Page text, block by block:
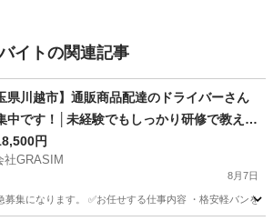
イトの関連記事
県川越市】通販商品配達のドライバーさん
中です！│未経験でもしっかり研修で教えま
円
社GRASIM
8月7日
募集になります。 ✅お任せする仕事内容 ・格安軽バン